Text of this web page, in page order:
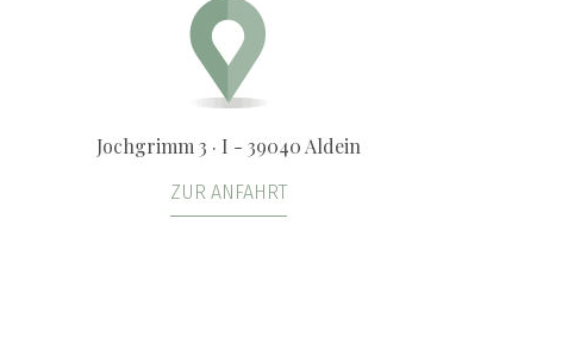
Jochgrimm 3 · I - 39040 Aldein
ZUR ANFAHRT